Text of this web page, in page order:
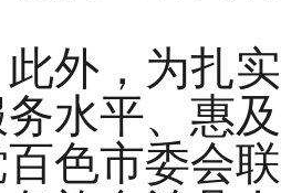
，为扎实
水平、惠
色市委会